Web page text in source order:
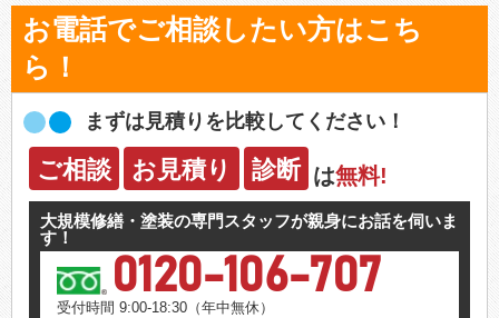
お電話でご相談したい方はこち
ら！
まずは見積りを比較してください！
ご相談 お見積り 診断 は無料!
大規模修繕・塗装の専門スタッフが親身にお話を伺いま
す！
0120-106-707
受付時間 9:00-18:30（年中無休）